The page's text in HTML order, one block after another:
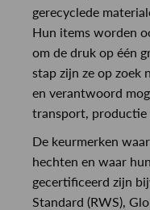
gerecyclede
Hun items worden
om de druk op één
stap zijn ze op zoek
en verantwoord
transport, productie
De keurmerken
hechten en waar
gecertificeerd zijn
Standard (RWS),